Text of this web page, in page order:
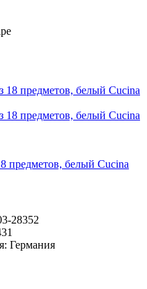
предметов, белый Cucina
28352
Германия